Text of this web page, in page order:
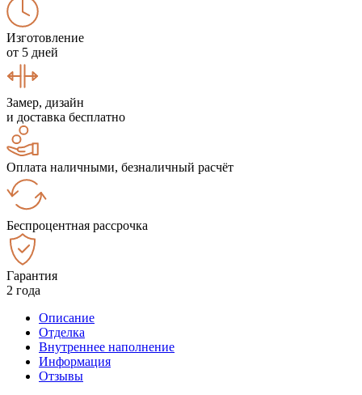
Изготовление
от 5 дней
Замер, дизайн
и доставка бесплатно
Оплата наличными, безналичный расчёт
Беспроцентная рассрочка
Гарантия
2 года
Описание
Отделка
Внутреннее наполнение
Информация
Отзывы